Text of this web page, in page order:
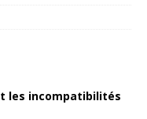
les incompatibilités